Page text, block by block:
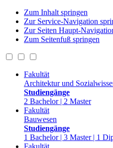
Zum Inhalt springen
Zur Service-Navigation
Zur Seiten Haupt-
Zum Seitenfuß springen
Fakultät
Architektur und
Studiengänge
2 Bachelor | 2 Master
Fakultät
Bauwesen
Studiengänge
1 Bachelor | 3 Master | 1
Fakultät